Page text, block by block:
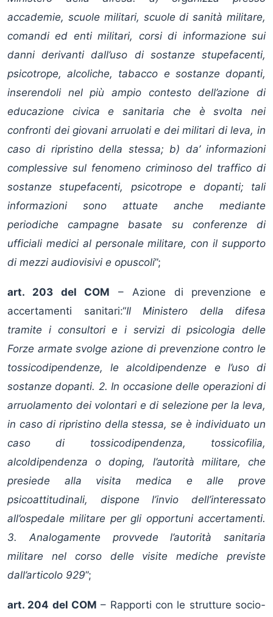
accademie, scuole militari, scuole di sanità militare,
comandi ed enti militari, corsi di informazione sui
danni derivanti dall’uso di sostanze stupefacenti,
psicotrope, alcoliche, tabacco e sostanze dopanti,
inserendoli nel più ampio contesto dell’azione di
educazione civica e sanitaria che è svolta nei
confronti dei giovani arruolati e dei militari di leva, in
caso di ripristino della stessa; b) da’ informazioni
complessive sul fenomeno criminoso del traffico di
sostanze stupefacenti, psicotrope e dopanti; tali
informazioni sono attuate anche mediante
periodiche campagne basate su conferenze di
ufficiali medici al personale militare, con il supporto
di mezzi audiovisivi e opuscoli”;
art. 203 del COM – Azione di prevenzione e
accertamenti sanitari:“Il Ministero della difesa
tramite i consultori e i servizi di psicologia delle
Forze armate svolge azione di prevenzione contro le
tossicodipendenze, le alcoldipendenze e l’uso di
sostanze dopanti. 2. In occasione delle operazioni di
arruolamento dei volontari e di selezione per la leva,
in caso di ripristino della stessa, se è individuato un
caso di tossicodipendenza, tossicofilia,
alcoldipendenza o doping, l’autorità militare, che
presiede alla visita medica e alle prove
psicoattitudinali, dispone l’invio dell’interessato
all’ospedale militare per gli opportuni accertamenti.
3. Analogamente provvede l’autorità sanitaria
militare nel corso delle visite mediche previste
dall’articolo 929”;
art. 204 del COM – Rapporti con le strutture socio-